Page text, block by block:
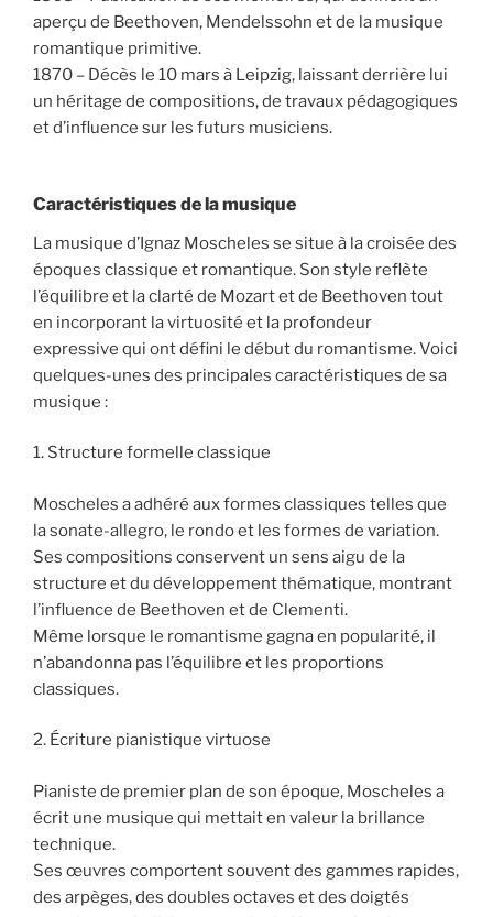
aperçu de Beethoven, Mendelssohn et de la musique
romantique primitive.
1870 – Décès le 10 mars à Leipzig, laissant derrière lui
un héritage de compositions, de travaux pédagogiques
et d’influence sur les futurs musiciens.
Caractéristiques de la musique
La musique d’Ignaz Moscheles se situe à la croisée des
époques classique et romantique. Son style reflète
l’équilibre et la clarté de Mozart et de Beethoven tout
en incorporant la virtuosité et la profondeur
expressive qui ont défini le début du romantisme. Voici
quelques-unes des principales caractéristiques de sa
musique :
1. Structure formelle classique
Moscheles a adhéré aux formes classiques telles que
la sonate-allegro, le rondo et les formes de variation.
Ses compositions conservent un sens aigu de la
structure et du développement thématique, montrant
l’influence de Beethoven et de Clementi.
Même lorsque le romantisme gagna en popularité, il
n’abandonna pas l’équilibre et les proportions
classiques.
2. Écriture pianistique virtuose
Pianiste de premier plan de son époque, Moscheles a
écrit une musique qui mettait en valeur la brillance
technique.
Ses œuvres comportent souvent des gammes rapides,
des arpèges, des doubles octaves et des doigtés